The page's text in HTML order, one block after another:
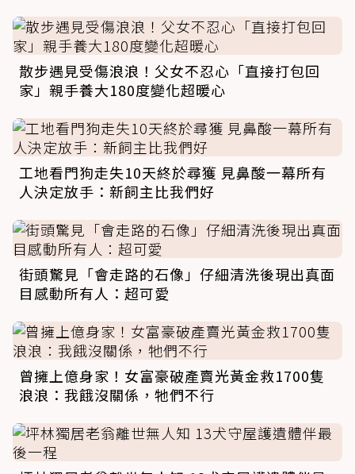
散步遇見受傷浪浪！父女不忍心「直接打包回
家」親手養大180度變化超暖心
工地看門狗走失10天終於尋獲 見鼻酸一幕所有
人決定放手：新飼主比我們好
街頭驚見「會走路的石像」仔細清洗後現出真面
目感動所有人：超可愛
曾擁上億身家！女富豪破產賣光黃金救1700隻
浪浪：我餓沒關係，牠們不行